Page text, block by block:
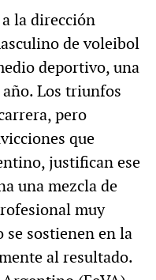
la dirección
de voleibol
deportivo, una
Los triunfos
pero
que
justifican ese
una mezcla de
muy
se sostienen en la
al resultado.